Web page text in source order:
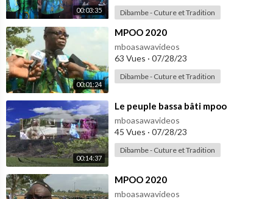
00:03:35 Dibambe - Cuture et Tradition
00:01:24
⁣MPOO 2020
mboasawavideos
63 Vues · 07/28/23
Dibambe - Cuture et Tradition
00:14:37
⁣Le peuple bassa bâti mpoo
mboasawavideos
45 Vues · 07/28/23
Dibambe - Cuture et Tradition
⁣MPOO 2020
mboasawavideos